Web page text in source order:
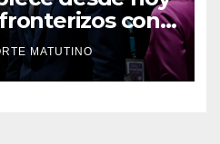
con
de Roma
MATUTINO